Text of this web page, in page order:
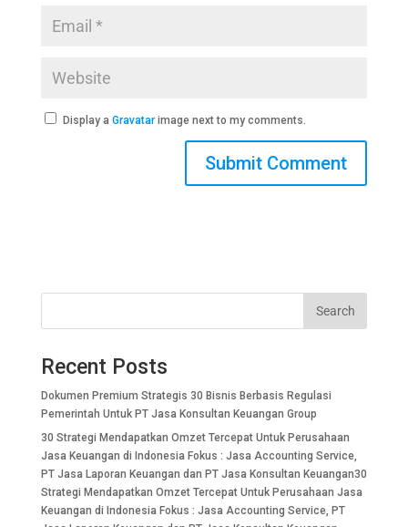
Display a Gravatarimage next to my comments.
Search
Recent Posts
Dokumen Premium Strategis 30 Bisnis Berbasis Regulasi
Pemerintah Untuk PT Jasa Konsultan Keuangan Group
30 Strategi Mendapatkan Omzet Tercepat Untuk Perusahaan
Jasa Keuangan di Indonesia Fokus : Jasa Accounting Service,
PT Jasa Laporan Keuangan dan PT Jasa Konsultan Keuangan30
Strategi Mendapatkan Omzet Tercepat Untuk Perusahaan Jasa
Keuangan di Indonesia Fokus : Jasa Accounting Service, PT